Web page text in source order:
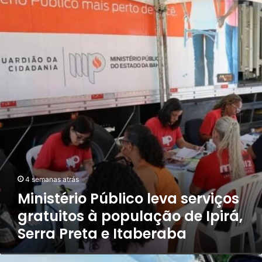
Público
serviços
à
população
Serra
Preta
e
Itaberaba
4 semanas atrás
Ministério Público leva serviços
gratuitos à população de Ipirá,
Serra Preta e Itaberaba